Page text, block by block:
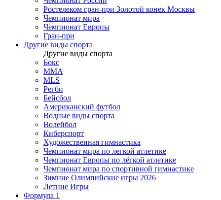
Ростелеком гран-при Золотой конек Москвы
Чемпионат мира
Чемпионат Европы
Гран-при
Другие виды спорта
Другие виды спорта
Бокс
MMA
MLS
Регби
Бейсбол
Американский футбол
Водные виды спорта
Волейбол
Киберспорт
Художественная гимнастика
Чемпионат мира по легкой атлетике
Чемпионат Европы по лёгкой атлетике
Чемпионат мира по спортивной гимнастике
Зимние Олимпийские игры 2026
Летние Игры
Формула 1